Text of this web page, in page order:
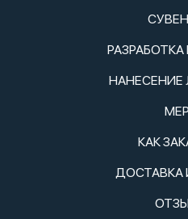
НАНЕСЕНИЕ
КАК
ДОСТАВКА